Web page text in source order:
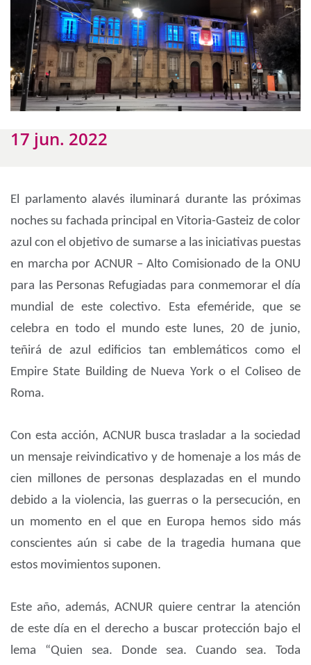
17 jun. 2022
El parlamento alavés iluminará durante las próximas
noches su fachada principal en Vitoria-Gasteiz de color
azul con el objetivo de sumarse a las iniciativas puestas
en marcha por ACNUR – Alto Comisionado de la ONU
para las Personas Refugiadas para conmemorar el día
mundial de este colectivo. Esta efeméride, que se
celebra en todo el mundo este lunes, 20 de junio,
teñirá de azul edificios tan emblemáticos como el
Empire State Building de Nueva York o el Coliseo de
Roma.
Con esta acción, ACNUR busca trasladar a la sociedad
un mensaje reivindicativo y de homenaje a los más de
cien millones de personas desplazadas en el mundo
debido a la violencia, las guerras o la persecución, en
un momento en el que en Europa hemos sido más
conscientes aún si cabe de la tragedia humana que
estos movimientos suponen.
Este año, además, ACNUR quiere centrar la atención
de este día en el derecho a buscar protección bajo el
lema “Quien sea. Donde sea. Cuando sea. Toda